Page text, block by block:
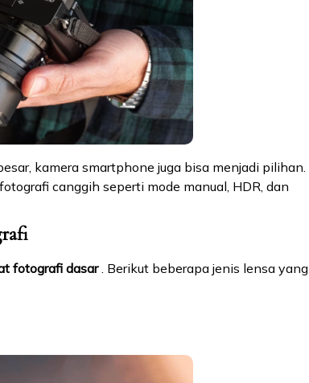
kamera smartphone juga bisa menjadi pilihan.
canggih seperti mode manual, HDR, dan
fotografi dasar . Berikut beberapa jenis lensa yang